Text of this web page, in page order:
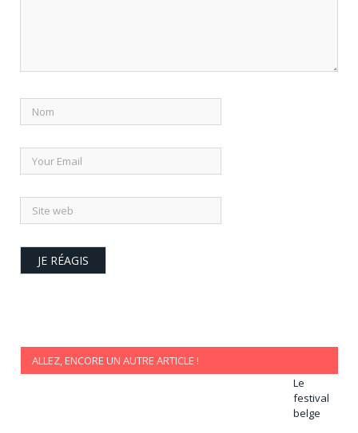
ALLEZ, ENCORE UN AUTRE ARTICLE !
Le
festival
belge